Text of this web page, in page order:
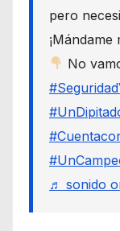
pero
No
♬ sonido